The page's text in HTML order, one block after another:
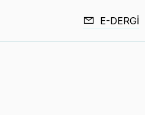
E-DERGI